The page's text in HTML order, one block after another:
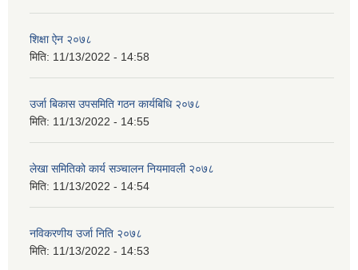
शिक्षा ऐन २०७८
मिति: 11/13/2022 - 14:58
उर्जा बिकास उपसमिति गठन कार्यबिधि २०७८
मिति: 11/13/2022 - 14:55
लेखा समितिको कार्य सञ्चालन नियमावली २०७८
मिति: 11/13/2022 - 14:54
नविकरणीय उर्जा निति २०७८
मिति: 11/13/2022 - 14:53